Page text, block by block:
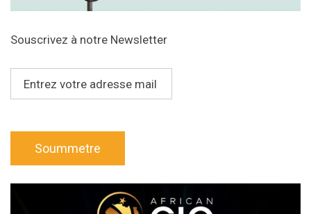
Souscrivez à notre Newsletter